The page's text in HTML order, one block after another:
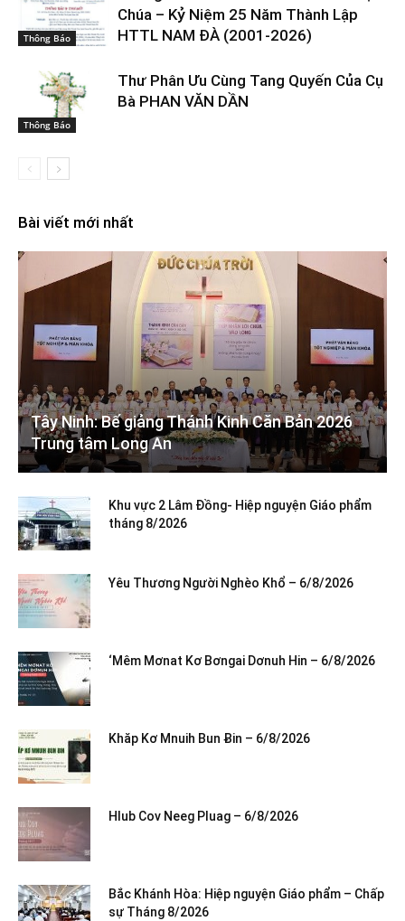
Thông Báo
Chúa – Kỷ Niệm 25 Năm Thành Lập
HTTL NAM ĐÀ (2001-2026)
Thông Báo
Thư Phân Ưu Cùng Tang Quyến Của Cụ
Bà PHAN VĂN DẦN
Bài viết mới nhất
Tây Ninh: Bế giảng Thánh Kinh Căn Bản 2026
Trung tâm Long An
Khu vực 2 Lâm Đồng- Hiệp nguyện Giáo phẩm
tháng 8/2026
Yêu Thương Người Nghèo Khổ – 6/8/2026
‘Mêm Mơnat Kơ Bơngai Dơnuh Hin – 6/8/2026
Khăp Kơ Mnuih Bun Ƀin – 6/8/2026
Hlub Cov Neeg Pluag – 6/8/2026
Bắc Khánh Hòa: Hiệp nguyện Giáo phẩm – Chấp
sự Tháng 8/2026